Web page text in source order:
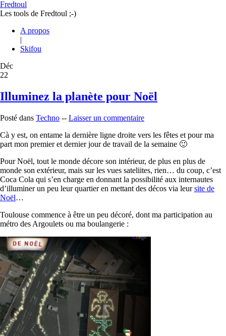
Fredtoul
Les tools de Fredtoul ;-)
A propos
|
Skifou
Déc
22
Illuminez la planète pour Noël
Posté dans Techno -- Laisser un commentaire
Cà y est, on entame la dernière ligne droite vers les fêtes et pour ma
part mon premier et dernier jour de travail de la semaine 🙂
Pour Noël, tout le monde décore son intérieur, de plus en plus de
monde son extérieur, mais sur les vues sateliites, rien… du coup, c’est
Coca Cola qui s’en charge en donnant la possibilité aux internautes
d’illuminer un peu leur quartier en mettant des décos via leursite de
Noël…
Toulouse commence à être un peu décoré, dont ma participation au
métro des Argoulets ou ma boulangerie :